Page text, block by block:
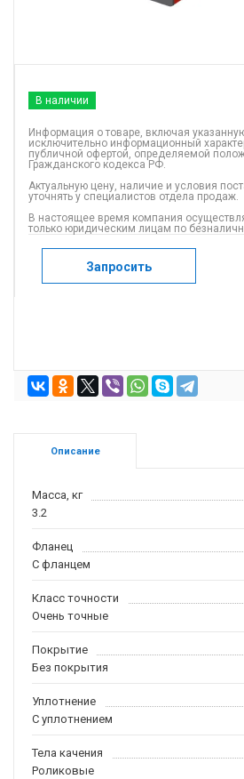
В наличии
Информация о товаре, включая
исключительно информационный
публичной офертой, определяемой
Гражданского кодекса РФ.
Актуальную цену, наличие и условия
уточнять у специалистов отдела продаж.
В настоящее время компания
только юридическим лицам по
Запросить
Описание
Масса, кг
3.2
Фланец
С фланцем
Класс точности
Очень точные
Покрытие
Без покрытия
Уплотнение
С уплотнением
Тела качения
Роликовые